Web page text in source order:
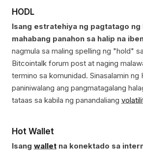
HODL
Isang estratehiya ng pagtatago ng
mahabang panahon sa halip na
nagmula sa maling spelling ng "hold"
Bitcointalk forum post at naging
termino sa komunidad. Sinasalamin ng
paniniwalang ang pangmatagalang
tataas sa kabila ng panandaliang
Hot Wallet
Isang wallet na konektado sa